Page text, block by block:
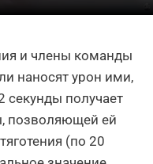
и члены команды
наносят урон ими,
получает
позволяющей ей
(по 20